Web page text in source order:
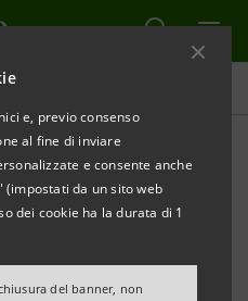
e, previo consenso
al fine di inviare
e consente anche
da un sito web
dei cookie ha la durata di 1
del banner, non
Intesa
Banking